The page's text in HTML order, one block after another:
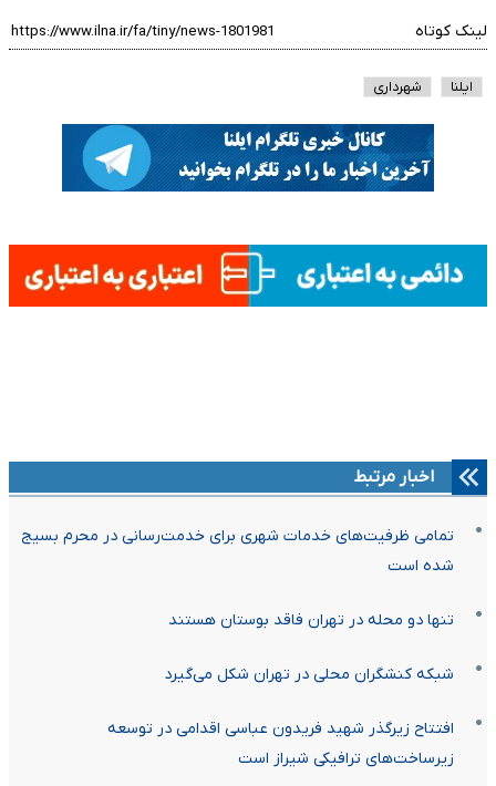
لینک کوتاه
ایلنا شهرداری
اخبار مرتبط
تمامی ظرفیت‌های خدمات شهری برای خدمت‌رسانی در محرم بسیج
شده است
تنها دو محله در تهران فاقد بوستان هستند
شبکه‌ کنشگران محلی در تهران شکل می‌گیرد
افتتاح زیرگذر شهید فریدون عباسی اقدامی در توسعه
زیرساخت‌های ترافیکی شیراز است